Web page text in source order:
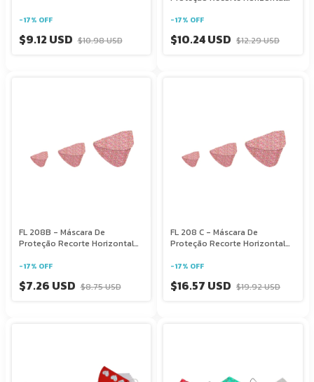
-17% OFF
$9.12 USD $10.98 USD
-17% OFF
$10.24 USD $12.29 USD
FL 208B - Máscara De
Proteção Recorte Horizontal
-17% OFF
$7.26 USD $8.75 USD
FL 208 C - Máscara De
Proteção Recorte Horizontal
-17% OFF
$16.57 USD $19.92 USD